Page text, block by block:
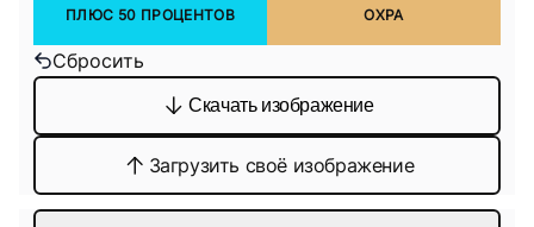
ПЛЮС 50 ПРОЦЕНТОВ ОХРА
Сбросить
Скачать изображение
Загрузить своё изображение